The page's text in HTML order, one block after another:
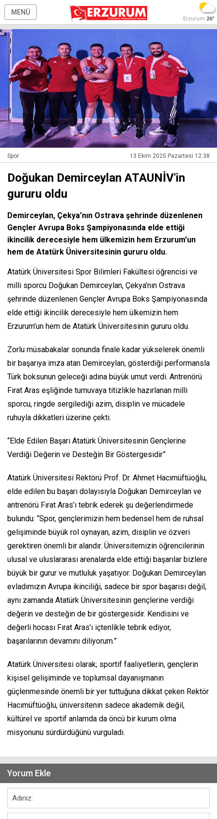
MENÜ
Erzurum 26°
Spor 13 Ekim 2025 Pazartesi 12:38
Doğukan Demirceylan ATAUNİV'in
gururu oldu
Demirceylan, Çekya’nın Ostrava şehrinde düzenlenen
Gençler Avrupa Boks Şampiyonasında elde ettiği
ikincilik derecesiyle hem ülkemizin hem Erzurum’un
hem de Atatürk Üniversitesinin gururu oldu.
Atatürk Üniversitesi Spor Bilimleri Fakültesi öğrencisi ve
milli sporcu Doğukan Demirceylan, Çekya’nın Ostrava
şehrinde düzenlenen Gençler Avrupa Boks Şampiyonasında
elde ettiği ikincilik derecesiyle hem ülkemizin hem
Erzurum’un hem de Atatürk Üniversitesinin gururu oldu.
Zorlu müsabakalar sonunda finale kadar yükselerek önemli
bir başarıya imza atan Demirceylan, gösterdiği performansla
Türk boksunun geleceği adına büyük umut verdi. Antrenörü
Fırat Aras eşliğinde turnuvaya titizlikle hazırlanan milli
sporcu, ringde sergilediği azim, disiplin ve mücadele
ruhuyla dikkatleri üzerine çekti.
“Elde Edilen Başarı Atatürk Üniversitesinin Gençlerine
Verdiği Değerin ve Desteğin Bir Göstergesidir”
Atatürk Üniversitesi Rektörü Prof. Dr. Ahmet Hacımüftüoğlu,
elde edilen bu başarı dolayısıyla Doğukan Demirceylan ve
antrenörü Fırat Aras’ı tebrik ederek şu değerlendirmede
bulundu: “Spor, gençlerimizin hem bedensel hem de ruhsal
gelişiminde büyük rol oynayan, azim, disiplin ve özveri
gerektiren önemli bir alandır. Üniversitemizin öğrencilerinin
ulusal ve uluslararası arenalarda elde ettiği başarılar bizlere
büyük bir gurur ve mutluluk yaşatıyor. Doğukan Demirceylan
evladımızın Avrupa ikinciliği, sadece bir spor başarısı değil,
aynı zamanda Atatürk Üniversitesinin gençlerine verdiği
değerin ve desteğin de bir göstergesidir. Kendisini ve
değerli hocası Fırat Aras’ı içtenlikle tebrik ediyor,
başarılarının devamını diliyorum.”
Atatürk Üniversitesi olarak; sportif faaliyetlerin, gençlerin
kişisel gelişiminde ve toplumsal dayanışmanın
güçlenmesinde önemli bir yer tuttuğuna dikkat çeken Rektör
Hacımüftüoğlu, üniversitenin sadece akademik değil,
kültürel ve sportif anlamda da öncü bir kurum olma
misyonunu sürdürdüğünü vurguladı.
Yorum Ekle